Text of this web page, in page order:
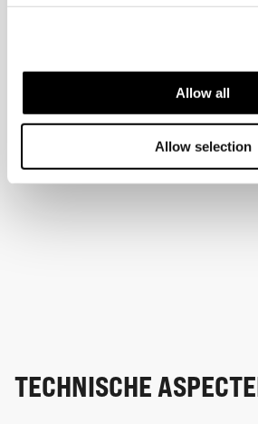
Allow all
Allow selection
TECHNISCHE